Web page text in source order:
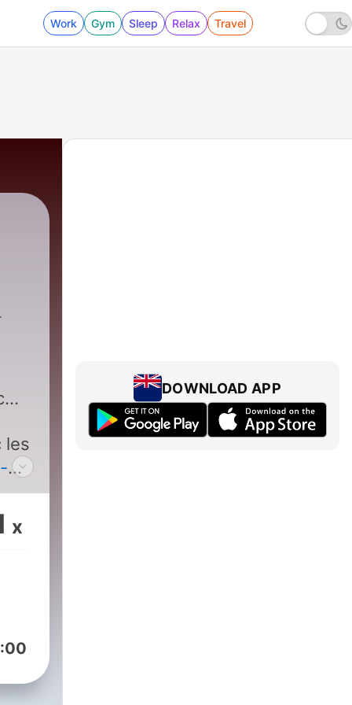
Work Gym Sleep Relax Travel
les
et
x
DOWNLOAD APP